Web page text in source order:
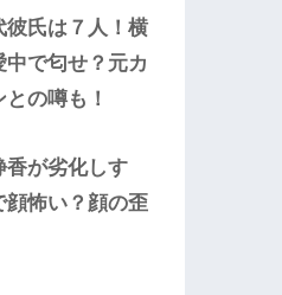
彼氏は７人！横
で匂せ？元カ
の噂も！
香が劣化しす
顔怖い？顔の歪